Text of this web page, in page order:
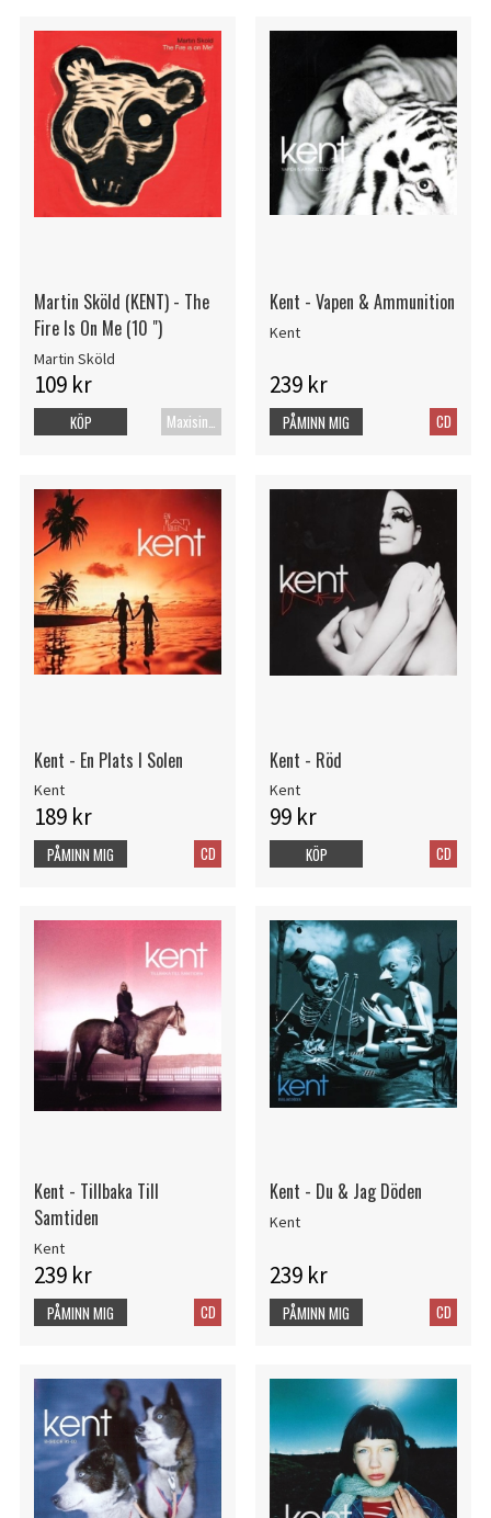
Martin Sköld (KENT) - The
Fire Is On Me (10 ")
Martin Sköld
109 kr
Maxisingel
KÖP
Kent - Vapen & Ammunition
Kent
239 kr
CD
PÅMINN MIG
Kent - En Plats I Solen
Kent
189 kr
CD
PÅMINN MIG
Kent - Röd
Kent
99 kr
CD
KÖP
Kent - Tillbaka Till
Samtiden
Kent
239 kr
CD
PÅMINN MIG
Kent - Du & Jag Döden
Kent
239 kr
CD
PÅMINN MIG